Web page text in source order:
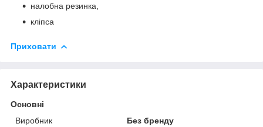
налобна резинка,
кліпса
Приховати
Характеристики
Основні
Виробник
Без бренду